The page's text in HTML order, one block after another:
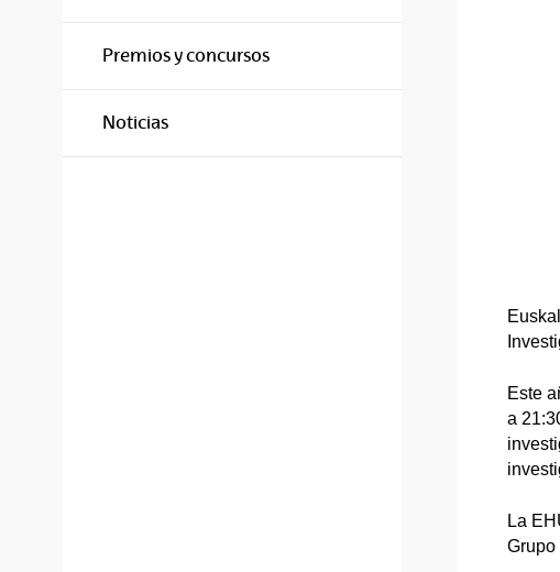
Premios y concursos
Noticias
Este
a
La
Grupo